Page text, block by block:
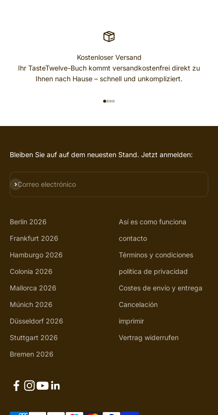
Kostenloser Versand
Ihr TasteTwelve-Buch kommt versandkostenfrei direkt zu
Ihnen nach Hause – schnell und unkompliziert.
Bleiben Sie auf auf dem neuesten Stand. Jetzt anmelden:
Correo electrónico
SUSCRIBIRSE
Berlín 2026
Frankfurt 2026
Hamburgo 2026
Colonia 2026
Mallorca 2026
Múnich 2026
Düsseldorf 2026
Stuttgart 2026
Bremen 2026
Así es como funciona
contacto
Términos y condiciones
política de privacidad
Costes de envío y entrega
Cancelación
imprimir
Vertrag widerrufen